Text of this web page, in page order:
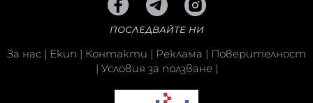
ПОСЛЕДВАЙТЕ НИ
За нас | Екип | Контакти | Реклама | Поверителност
| Условия за ползване|